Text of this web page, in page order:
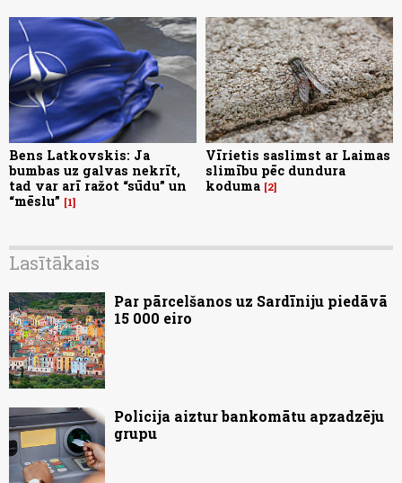
Bens Latkovskis: Ja
bumbas uz galvas nekrīt,
tad var arī ražot “sūdu” un
“mēslu”
1
Vīrietis saslimst ar Laimas
slimību pēc dundura
koduma 2
Lasītākais
Par pārcelšanos uz Sardīniju piedāvā
15 000 eiro
Policija aiztur bankomātu apzadzēju
grupu